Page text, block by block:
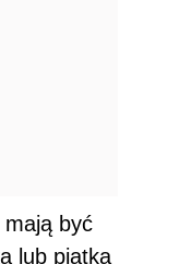
być
lub piątką